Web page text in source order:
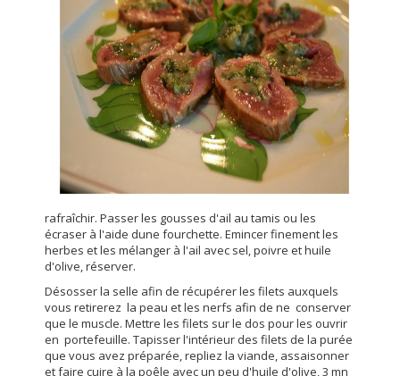
rafraîchir. Passer les gousses d'ail au tamis ou les
écraser à l'aide dune fourchette. Emincer finement les
herbes et les mélanger à l'ail avec sel, poivre et huile
d'olive, réserver.
Désosser la selle afin de récupérer les filets auxquels
vous retirerez la peau et les nerfs afin de ne conserver
que le muscle. Mettre les filets sur le dos pour les ouvrir
en portefeuille. Tapisser l'intérieur des filets de la purée
que vous avez préparée, repliez la viande, assaisonner
et faire cuire à la poêle avec un peu d'huile d'olive, 3 mn